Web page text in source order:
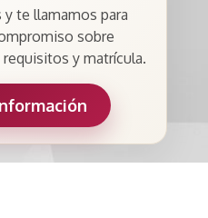
te llamamos para
sobre
y matrícula.